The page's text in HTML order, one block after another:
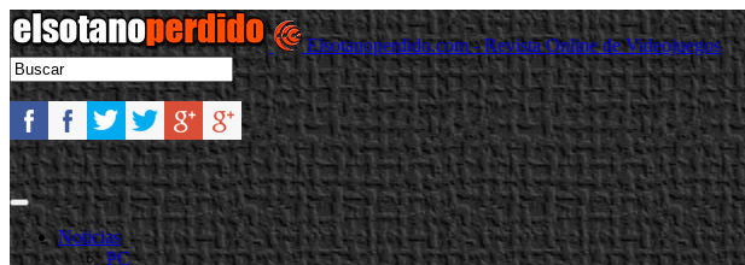
Elsotanoperdido.com - Revista Online de Videojuegos
Noticias
PC